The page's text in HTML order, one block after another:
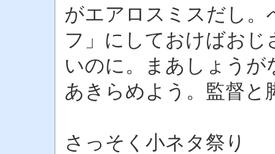
がエアロスミスだし。
フ」にしておけばお
いのに。まあしょう
あきらめよう。監督と
さっそく小ネタ祭り